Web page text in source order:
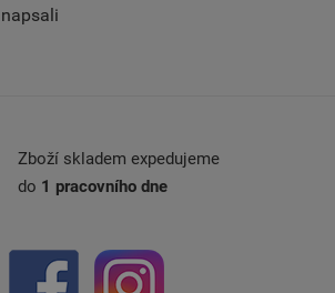
Zboží skladem expedujeme
do 1 pracovního dne